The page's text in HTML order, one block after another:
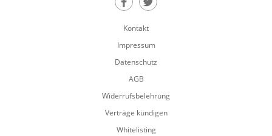
Teilen auf Facebook
Teilen auf Twitter
Kontakt
Impressum
Datenschutz
AGB
Widerrufsbelehrung
Verträge kündigen
Whitelisting